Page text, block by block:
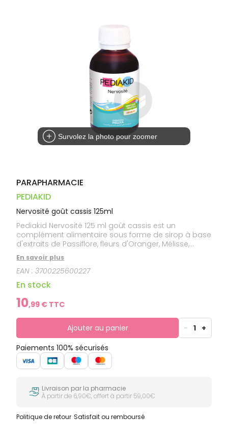
Survolez la photo pour zoomer
PARAPHARMACIE
PEDIAKID
Nervosité goût cassis 125ml
Pediakid Nervosité 125 ml goût cassis est un
complément alimentaire sous forme de sirop à base
d'extraits de Passiflore, fleurs d'Oranger, Mélisse,
Gentiane, Houblon, Vitamine B6, Magnésium et
Phosphore. Il favorise l'apaisement et réduit
l'agitation notamment grâce : Aux extraits de
Passiflore, Mélisse, Houblon, fleur d'Oranger, qui
contribuent à réduire l'agitation et favoriser
l'apaisement, A sa formule riche en Vitamine B6, pour
le bon fonctionnement du système nerveux.
En savoir plus
EAN :3700225600227
En stock
10,99 € TTC
Ajouter au panier - 1 +
Paiements 100% sécurisés
Livraison par la pharmacie
À partir de 6,90€, offert à partir 59,00€
Politique de retour Satisfait ou remboursé